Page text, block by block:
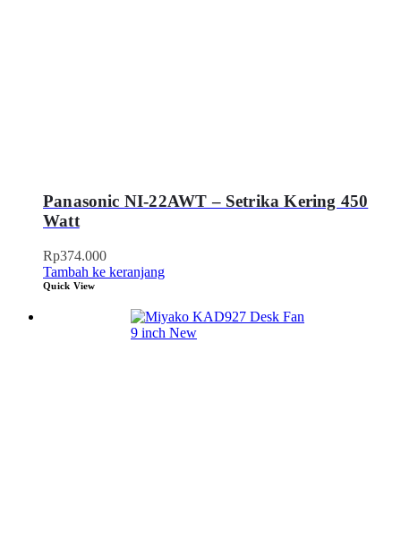
Panasonic NI-22AWT – Setrika Kering 450
Watt
Rp374.000
Tambah ke keranjang
Quick View